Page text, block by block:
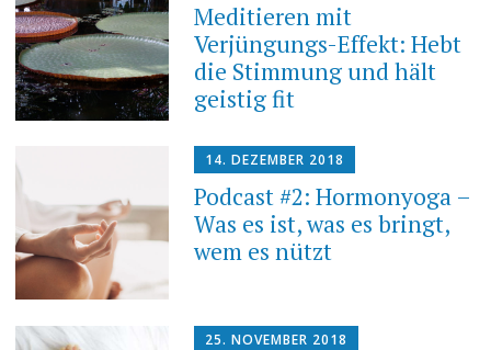
Meditieren mit
Verjüngungs-Effekt: Hebt
die Stimmung und hält
geistig fit
14. DEZEMBER 2018
Podcast #2: Hormonyoga –
Was es ist, was es bringt,
wem es nützt
25. NOVEMBER 2018